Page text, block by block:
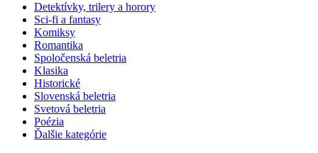
Detektívky, trilery a horory
Sci-fi a fantasy
Komiksy
Romantika
Spoločenská beletria
Klasika
Historické
Slovenská beletria
Svetová beletria
Poézia
Ďalšie kategórie